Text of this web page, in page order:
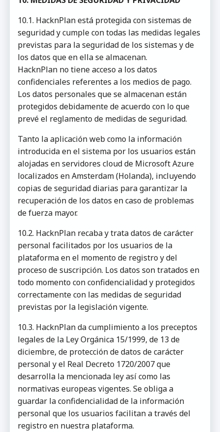
10.1. HacknPlan está protegida con sistemas de
seguridad y cumple con todas las medidas legales
previstas para la seguridad de los sistemas y de
los datos que en ella se almacenan.
HacknPlan no tiene acceso a los datos
confidenciales referentes a los medios de pago.
Los datos personales que se almacenan están
protegidos debidamente de acuerdo con lo que
prevé el reglamento de medidas de seguridad.
Tanto la aplicación web como la información
introducida en el sistema por los usuarios están
alojadas en servidores cloud de Microsoft Azure
localizados en Amsterdam (Holanda), incluyendo
copias de seguridad diarias para garantizar la
recuperación de los datos en caso de problemas
de fuerza mayor.
10.2. HacknPlan recaba y trata datos de carácter
personal facilitados por los usuarios de la
plataforma en el momento de registro y del
proceso de suscripción. Los datos son tratados en
todo momento con confidencialidad y protegidos
correctamente con las medidas de seguridad
previstas por la legislación vigente.
10.3. HacknPlan da cumplimiento a los preceptos
legales de la Ley Orgánica 15/1999, de 13 de
diciembre, de protección de datos de carácter
personal y el Real Decreto 1720/2007 que
desarrolla la mencionada ley así como las
normativas europeas vigentes. Se obliga a
guardar la confidencialidad de la información
personal que los usuarios facilitan a través del
registro en nuestra plataforma.